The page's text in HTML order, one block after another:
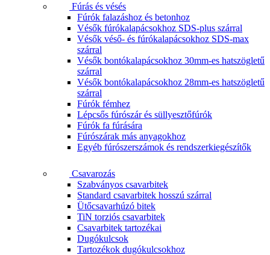
Fúrás és vésés
Fúrók falazáshoz és betonhoz
Vésők fúrókalapácsokhoz SDS-plus szárral
Vésők véső- és fúrókalapácsokhoz SDS-max
szárral
Vésők bontókalapácsokhoz 30mm-es hatszögletű
szárral
Vésők bontókalapácsokhoz 28mm-es hatszögletű
szárral
Fúrók fémhez
Lépcsős fúrószár és süllyesztőfúrók
Fúrók fa fúrására
Fúrószárak más anyagokhoz
Egyéb fúrószerszámok és rendszerkiegészítők
Csavarozás
Szabványos csavarbitek
Standard csavarbitek hosszú szárral
Ütőcsavarhúzó bitek
TiN torziós csavarbitek
Csavarbitek tartozékai
Dugókulcsok
Tartozékok dugókulcsokhoz